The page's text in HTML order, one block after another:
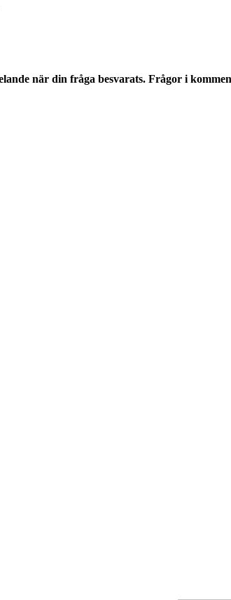
när din fråga besvarats. Frågor i